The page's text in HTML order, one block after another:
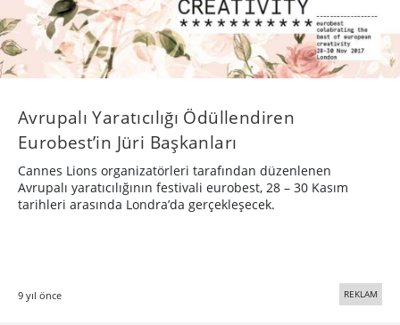
Avrupalı Yaratıcılığı Ödüllendiren
Eurobest’in Jüri Başkanları
Cannes Lions organizatörleri tarafından düzenlenen
Avrupalı yaratıcılığının festivali eurobest, 28 – 30 Kasım
tarihleri arasında Londra’da gerçekleşecek.
9 yıl önce REKLAM